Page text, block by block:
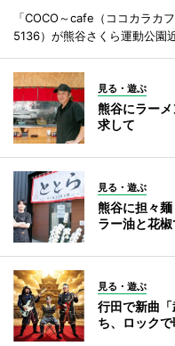
「COCO～cafe（ココカラカ
5136）が熊谷さくら運動公園
見る・遊ぶ
熊谷にラー
求して
見る・遊ぶ
熊谷に担々
ラー油と花
見る・遊ぶ
行田で新曲
ち、ロックで